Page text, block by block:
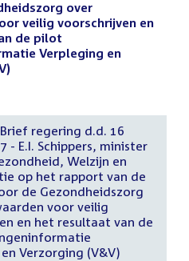
over
veilig voorschrijven en
de pilot
Verpleging en
regering d.d. 16
- E.I. Schippers, minister
Welzijn en
op het rapport van de
de Gezondheidszorg
voor veilig
en het resultaat van de
Verzorging (V&V)